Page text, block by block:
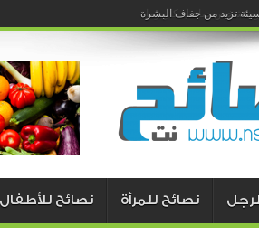
شخص صاحب كاريزما
نصائح للمرأة نصائح للأطفال